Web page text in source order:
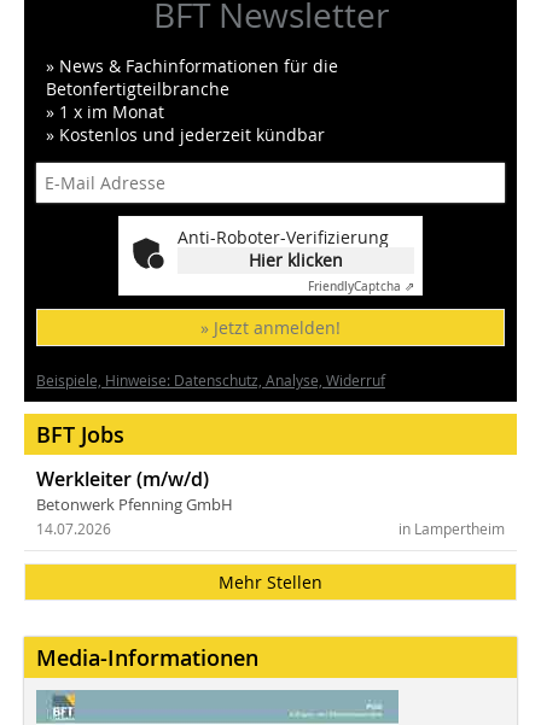
BFT Newsletter
» News & Fachinformationen für die
Betonfertigteilbranche
» 1 x im Monat
» Kostenlos und jederzeit kündbar
Anti-Roboter-Verifizierung
Hier klicken
FriendlyCaptcha ⇗
» Jetzt anmelden!
Beispiele, Hinweise: Datenschutz, Analyse, Widerruf
BFT Jobs
Werkleiter (m/w/d)
Betonwerk Pfenning GmbH
in Lampertheim
14.07.2026
Mehr Stellen
Media-Informationen